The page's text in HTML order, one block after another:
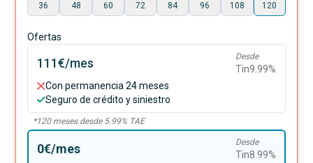
36 48 60 72 84 96 108 120
Ofertas
111€/mes Desde
Tin9.99%
Con permanencia 24 meses
Seguro de crédito y siniestro
*120meses desde 5.99% TAE
0€/mes Desde
Tin8.99%